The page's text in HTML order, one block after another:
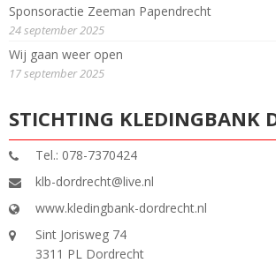
Sponsoractie Zeeman Papendrecht
24 september 2025
Wij gaan weer open
17 september 2025
STICHTING KLEDINGBANK
Tel.: 078-7370424
klb-dordrecht@live.nl
www.kledingbank-dordrecht.nl
Sint Jorisweg 74
3311 PL Dordrecht